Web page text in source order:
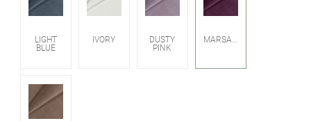
LIGHT
BLUE
IVORY
DUSTY
PINK